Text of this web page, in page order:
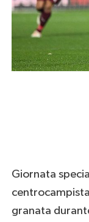
Giornata
granata